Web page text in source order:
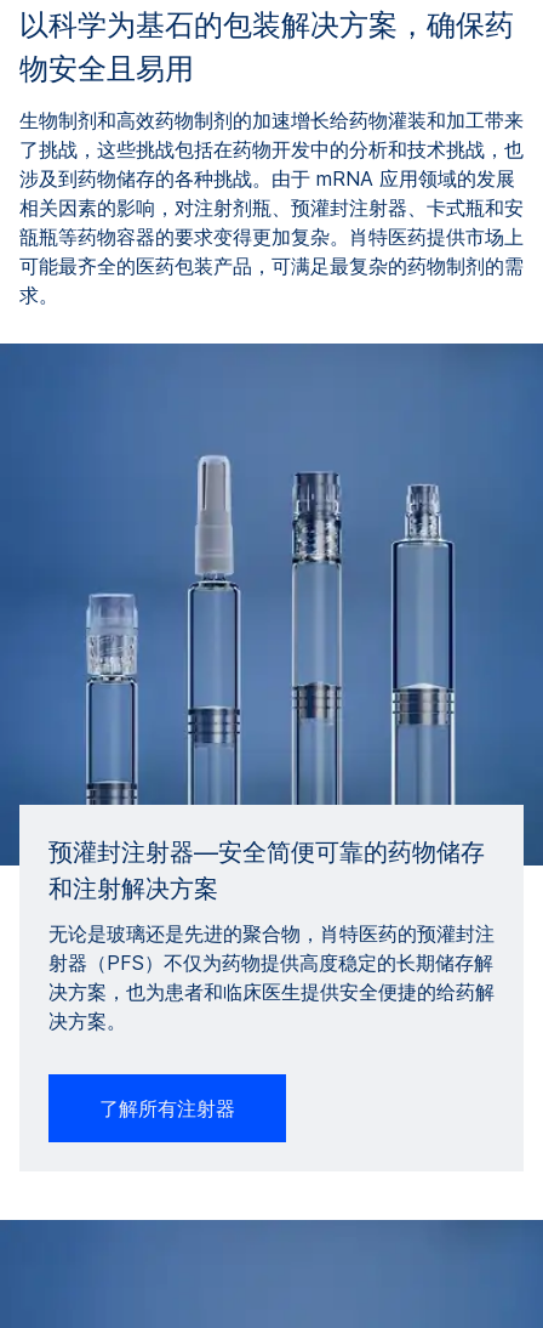
以科学为基石的包装解决方案，确保药
物安全且易用
生物制剂和高效药物制剂的加速增长给药物灌装和加工带来
了挑战，这些挑战包括在药物开发中的分析和技术挑战，也
涉及到药物储存的各种挑战。由于 mRNA 应用领域的发展
相关因素的影响，对注射剂瓶、预灌封注射器、卡式瓶和安
瓿瓶等药物容器的要求变得更加复杂。肖特医药提供市场上
可能最齐全的医药包装产品，可满足最复杂的药物制剂的需
求。
预灌封注射器—安全简便可靠的药物储存
和注射解决方案
无论是玻璃还是先进的聚合物，肖特医药的预灌封注
射器（PFS）不仅为药物提供高度稳定的长期储存解
决方案，也为患者和临床医生提供安全便捷的给药解
决方案。
了解所有注射器